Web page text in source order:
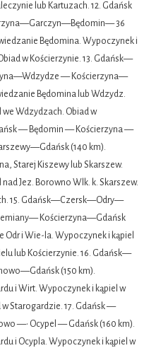
lub Kartuzach. 12. Gdańsk
36
Będomina. Wypoczynek i
w Kościerzynie. 13. Gdańsk—
— Kościerzyna—
Będomina lub Wdzydz.
Wdzydzach. Obiad w
— Będomin — Kościerzyna —
(140 km).
Starej Kiszewy lub Skarszew.
Jez. Borowno Wlk. k. Skarszew.
15. Gdańsk—Czersk—Odry—
Kościerzyna—Gdańsk
Odr i Wie-la. Wypoczynek i kąpiel
lub Kościerzynie. 16. Gdańsk—
(150 km).
i Wirt. Wypoczynek i kąpiel w
Starogardzie. 17. Gdańsk —
—• Ocypel — Gdańsk (160 km).
i Ocypla. Wypoczynek i kąpiel w